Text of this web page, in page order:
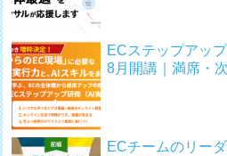
ECステップアッ
8月開講｜満席・
ECチームのリー